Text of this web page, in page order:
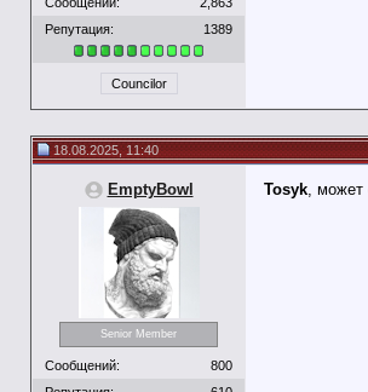
Репутация:
1389
Councilor
18.08.2025, 11:40
EmptyBowl
Senior Member
Сообщений:
800
Tosyk, может